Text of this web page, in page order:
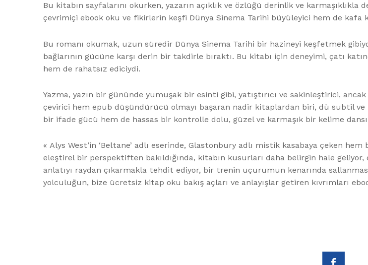
Bu kitabın sayfalarını okurken, yazarın açıklık ve özlüğü derinlik ve
çevrimiçi ebook oku ve fikirlerin keşfi Dünya Sinema Tarihi büyüleyici hem de kafa
Bu romanı okumak, uzun süredir Dünya Sinema Tarihi bir hazineyi keşfetmek
bağlarının gücüne karşı derin bir takdirle bıraktı. Bu kitabı için deneyimi, çatı
hem de rahatsız ediciydi.
Yazma, yazın bir gününde yumuşak bir esinti gibi, yatıştırıcı ve sakinleştirici,
çevirici hem epub düşündürücü olmayı başaran nadir kitaplardan biri, dù subtil
bir ifade gücü hem de hassas bir kontrolle dolu, güzel ve karmaşık bir kelime
« Alys West’in ‘Beltane’ adlı eserinde, Glastonbury adlı mistik kasabaya çeken
eleştirel bir perspektiften bakıldığında, kitabın kusurları daha belirgin hale
anlatıyı raydan çıkarmakla tehdit ediyor, bir trenin uçurumun kenarında
yolculuğun, bize ücretsiz kitap oku bakış açları ve anlayışlar getiren kıvrımları